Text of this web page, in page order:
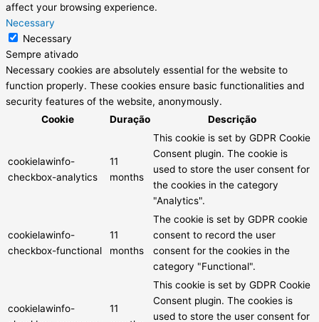
affect your browsing experience.
Necessary
Necessary
Sempre ativado
Necessary cookies are absolutely essential for the website to
function properly. These cookies ensure basic functionalities and
security features of the website, anonymously.
Cookie
Duração Descrição
cookielawinfo-
checkbox-analytics
11
months
This cookie is set by GDPR Cookie
Consent plugin. The cookie is
used to store the user consent for
the cookies in the category
"Analytics".
cookielawinfo-
checkbox-functional
11
months
The cookie is set by GDPR cookie
consent to record the user
consent for the cookies in the
category "Functional".
cookielawinfo-
11
This cookie is set by GDPR Cookie
Consent plugin. The cookies is
used to store the user consent for